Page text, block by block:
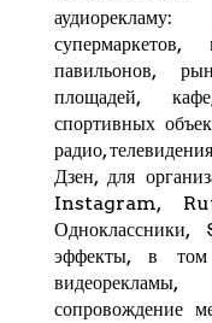
павильонов,
площадей,
спортивных
радио,
Дзен, для
Instagram,
Одноклассники,
эффекты, в
сопровождение